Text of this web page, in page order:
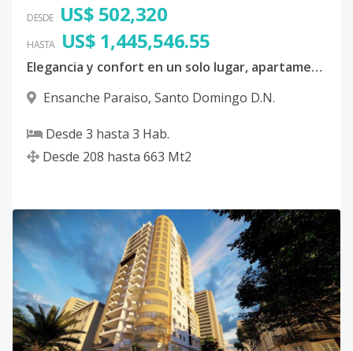
DESDE US$ 502,320
HASTA US$ 1,445,546.55
Elegancia y confort en un solo lugar, apartamentos, loft y penthouses en una torre moderna.
Ensanche Paraiso, Santo Domingo D.N.
Desde 3 hasta 3 Hab.
Desde 208 hasta 663 Mt2